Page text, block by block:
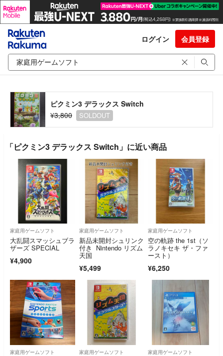
ログイン 会員登録
ピクミン3 デラックス Switch
¥3,800
SOLDOUT
「ピクミン3 デラックス Switch」に近い商品
家庭用ゲームソフト
大乱闘スマッシュブラ
ザーズ SPECIAL
¥4,900
家庭用ゲームソフト
新品未開封シュリンク
付き Nintendo リズム
天国
¥5,499
家庭用ゲームソフト
空の軌跡 the 1st（ソ
ラノキセキ ザ・ファ
ースト）
¥6,250
家庭用ゲームソフト 家庭用ゲームソフト 家庭用ゲームソフト